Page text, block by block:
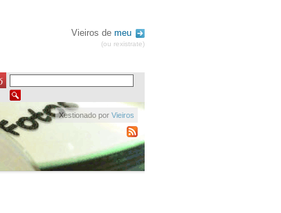
Vieiros de meu
(ou rexistrate)
Xestionado por Vieiros